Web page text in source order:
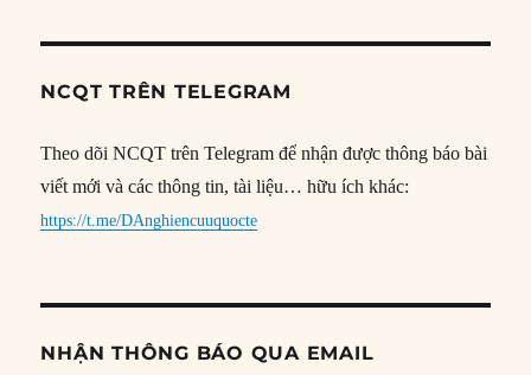
NCQT TRÊN TELEGRAM
Theo dõi NCQT trên Telegram để nhận được thông báo bài
viết mới và các thông tin, tài liệu… hữu ích khác:
https://t.me/DAnghiencuuquocte
NHẬN THÔNG BÁO QUA EMAIL